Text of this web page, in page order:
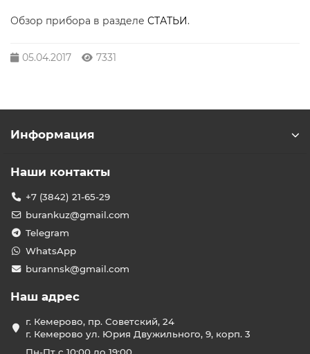
Обзор прибора в разделе СТАТЬИ.
05.04.2017 7331
Информация
Наши контакты
+7 (3842) 21-65-29
burankuz@gmail.com
Telegram
WhatsApp
burannsk@gmail.com
Наш адрес
г. Кемерово, пр. Советский, 24
г. Кемерово ул. Юрия Двужильного, 9, корп. 3